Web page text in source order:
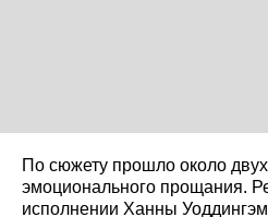
По сюжету прошло около двух
эмоционального прощания.
исполнении Ханны Уоддингэм